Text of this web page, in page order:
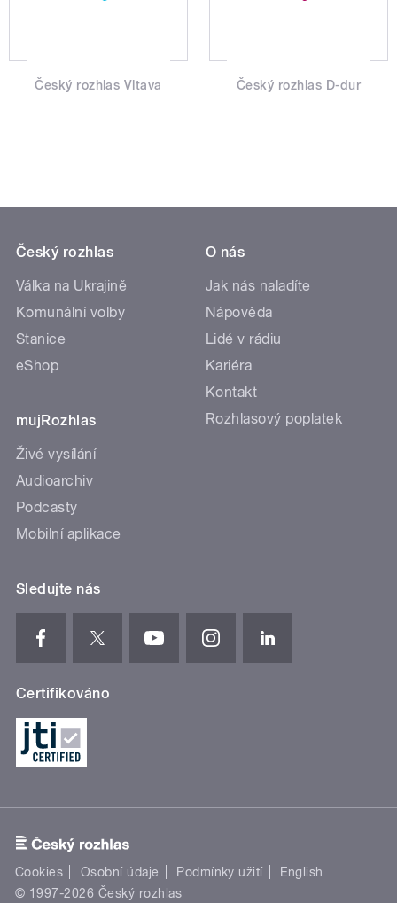
Český rozhlas Vltava Český rozhlas D-dur
Český rozhlas
Válka na Ukrajině
Komunální volby
Stanice
eShop
mujRozhlas
Živé vysílání
Audioarchiv
Podcasty
Mobilní aplikace
O nás
Jak nás naladíte
Nápověda
Lidé v rádiu
Kariéra
Kontakt
Rozhlasový poplatek
Sledujte nás
Certifikováno
Cookies Osobní údaje Podmínky užití
English
© 1997-2026 Český rozhlas